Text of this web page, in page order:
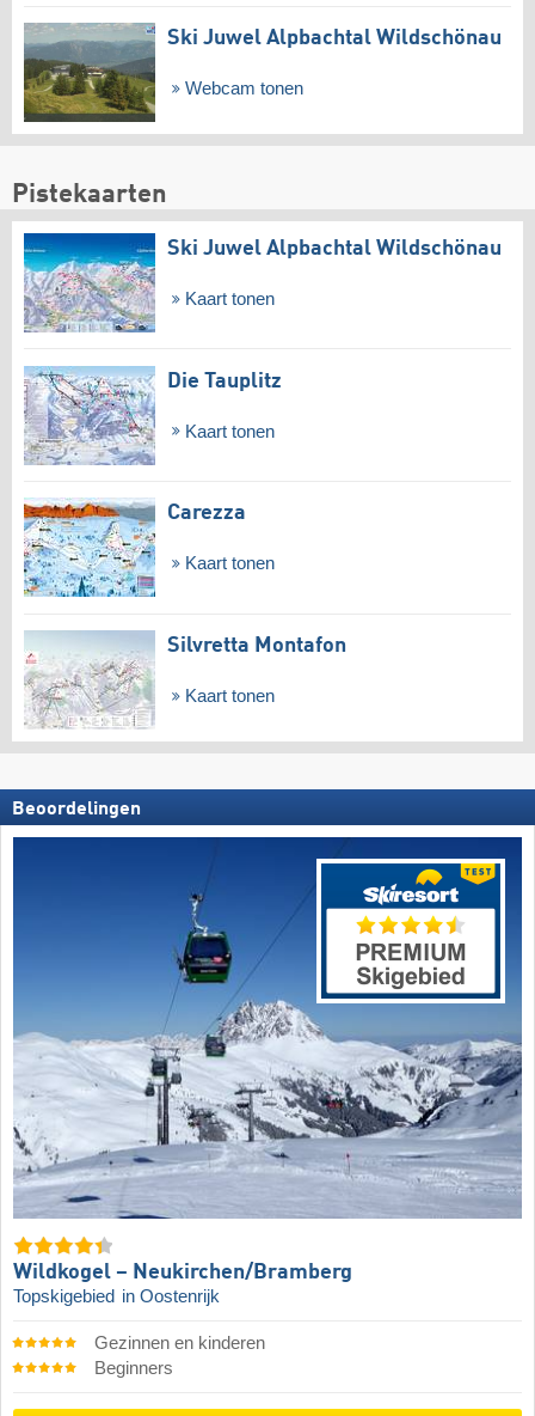
Ski Juwel Alpbachtal Wildschönau
Webcam tonen
Pistekaarten
Ski Juwel Alpbachtal Wildschönau
Kaart tonen
Die Tauplitz
Kaart tonen
Carezza
Kaart tonen
Silvretta Montafon
Kaart tonen
Beoordelingen
Wildkogel – Neukirchen/​Bramberg
Topskigebied in Oostenrijk
Gezinnen en kinderen
Beginners